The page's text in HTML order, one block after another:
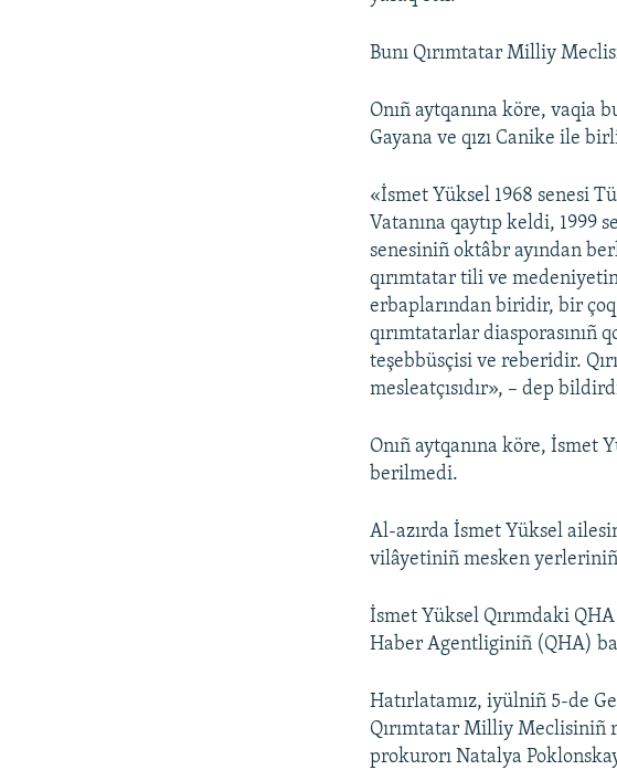
Bunı Qırımtatar Milliy
Onıñ aytqanına köre, vaqia
Gayana ve qızı Canike ile
«İsmet Yüksel 1968 senesi
Vatanına qaytıp keldi, 1999
senesiniñ oktâbr ayından
qırımtatar tili ve
erbaplarından biridir, bir
qırımtatarlar diasporasınıñ
teşebbüsçisi ve reberidir.
mesleatçısıdır», – dep
Onıñ aytqanına köre, İsmet
berilmedi.
Al-azırda İsmet Yüksel
vilâyetiniñ mesken
İsmet Yüksel Qırımdaki QHA
Haber Agentliginiñ (QHA)
Hatırlatamız, iyülniñ 5-de
Qırımtatar Milliy Meclisiniñ
prokurorı Natalya